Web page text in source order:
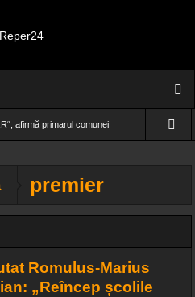
afirmă primarul comunei
într-o mică piscină de plastic,
să se arunce de la etaj!
premier
Romulus-Marius
„Reîncep școlile